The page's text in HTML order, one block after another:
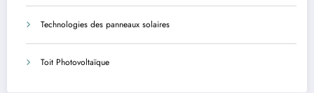
Technologies des panneaux solaires
Toit Photovoltaïque